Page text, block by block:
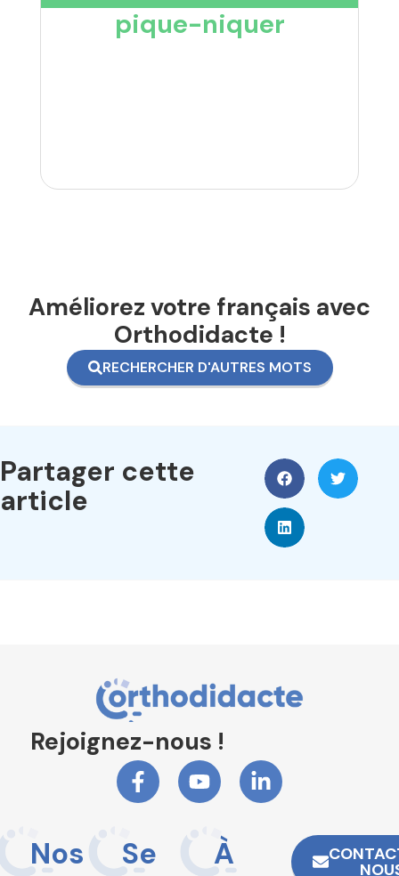
pique-niquer
Améliorez votre français avec
Orthodidacte !
RECHERCHER D'AUTRES MOTS
Partager cette
article
Rejoignez-nous !
Nos
Se
À